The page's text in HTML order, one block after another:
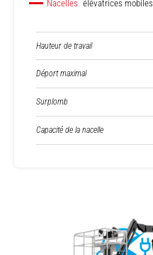
Nacelles élévatrices mobiles
Hauteur de travail
Déport maximal
Surplomb
Capacité de la nacelle